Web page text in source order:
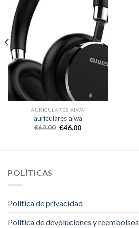
AURICULARES AIWA
auriculares aiwa
€69.00 €46.00
POLÍTICAS
Politica de privacidad
Política de devoluciones y reembolsos